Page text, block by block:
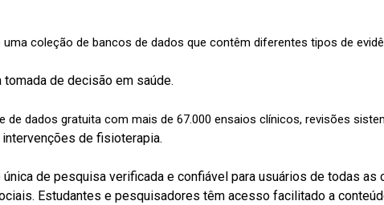
uma coleção de bancos de dados que contêm diferentes tipos de
de decisão em saúde.
de dados gratuita com mais de 67.000 ensaios clínicos, revisões
de fisioterapia.
de pesquisa verificada e confiável para usuários de todas
Estudantes e pesquisadores têm acesso